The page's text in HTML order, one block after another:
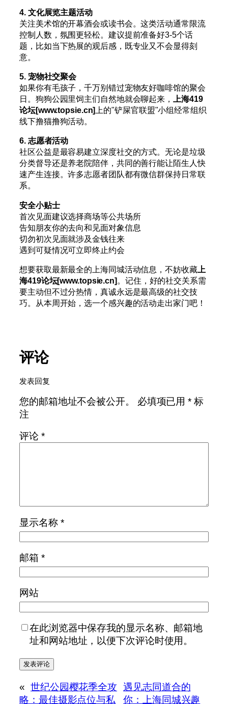
4. 文化展览主题活动
关注美术馆的开幕酒会或读书会。这类活动通常限流
控制人数，氛围更轻松。建议提前准备好3-5个话
题，比如当下热展的观后感，既专业又不会显得刻
意。
5. 宠物社交聚会
如果你有毛孩子，千万别错过宠物友好咖啡馆的聚会
日。狗狗公园里饲主们自然地就会聊起来，
上海419
论坛[www.topsie.cn] 上的"铲屎官联盟"小组经常组织
线下撸猫撸狗活动。
6. 志愿者活动
社区公益是最容易建立深度社交的方式。无论是垃圾
分类督导还是养老院陪伴，共同的善行能让陌生人快
速产生连接。许多志愿者团队都有微信群保持日常联
系。
安全小贴士
首次见面建议选择商场等公共场所
告知朋友你的去向和见面对象信息
切勿初次见面就涉及金钱往来
遇到可疑情况可立即终止约会
想要获取最新最全的上海同城活动信息，不妨收藏上
海419论坛[www.topsie.cn]。记住，好的社交关系需
要主动但不过分热情，真诚永远是最高级的社交技
巧。从本周开始，选一个感兴趣的活动走出家门吧！
评论
发表回复
您的邮箱地址不会被公开。 必填项已用* 标
注
评论 *
显示名称 *
邮箱 *
网站
在此浏览器中保存我的显示名称、邮箱地
址和网站地址，以便下次评论时使用。
« 世纪公园樱花季全攻
略：最佳摄影点位与私
遇见志同道合的
你：上海同城兴趣